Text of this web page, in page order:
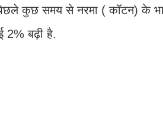
पिछले कुछ समय से नरमा ( कॉटन) के
2% बढ़ी है.